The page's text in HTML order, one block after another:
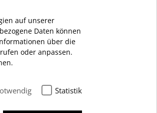
„das Schloss“ Werbegemeinschaft e. V.
auf unserer
Daten können
über die
oder anpassen.
Statistik